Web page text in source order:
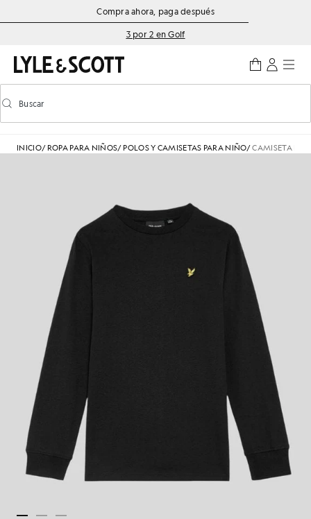
Saltar al contenido principal
Información de accesibilidadCompra ahora, paga después
3 por 2 en Golf
Activar/desactivar la búsqueda predictiva
Buscar
INICIO/ ROPA PARA NIÑOS/ POLOS Y CAMISETAS PARA NIÑO/CAMISETA DE